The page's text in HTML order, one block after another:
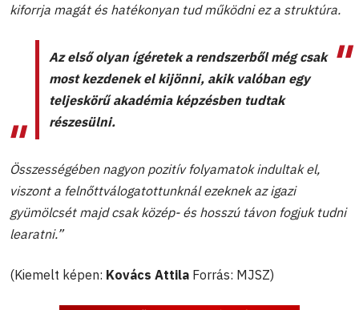
kiforrja magát és hatékonyan tud működni ez a struktúra.
Az első olyan ígéretek a rendszerből még csak
most kezdenek el kijönni, akik valóban egy
teljeskörű akadémia képzésben tudtak
részesülni.
Összességében nagyon pozitív folyamatok indultak el,
viszont a felnőttválogatottunknál ezeknek az igazi
gyümölcsét majd csak közép- és hosszú távon fogjuk tudni
learatni.”
(Kiemelt képen: Kovács Attila Forrás: MJSZ)